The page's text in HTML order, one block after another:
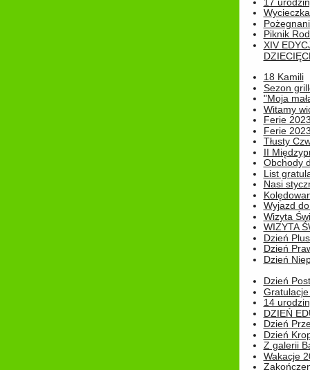
Piknik
XIV
18 Kamili
Sezon
"Moja
Witamy
Ferie
Ferie
Tłusty
II
Obchody
List
Nasi
Wyjazd
Wizyta
WIZYTA
Dzień
Dzień
Dzień
Dzień
14
DZIEŃ
Dzień
Dzień
Z galerii
Wakacje